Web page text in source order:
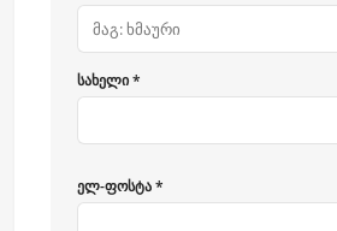
სახელი *
ელ-ფოსტა *